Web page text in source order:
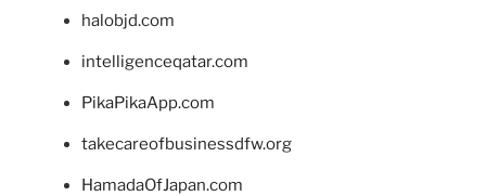
halobjd.com
intelligenceqatar.com
PikaPikaApp.com
takecareofbusinessdfw.org
HamadaOfJapan.com